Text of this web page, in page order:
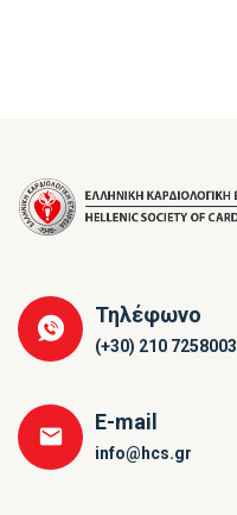
Τηλέφωνο
(+30) 210 7258003
E-mail
info@hcs.gr